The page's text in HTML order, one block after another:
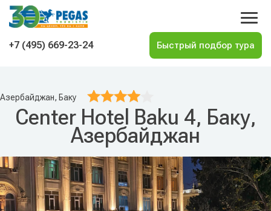
На главную
+7 (495) 669-23-24
Азербайджан, Баку
Center Hotel Baku 4, Баку,
Азербайджан